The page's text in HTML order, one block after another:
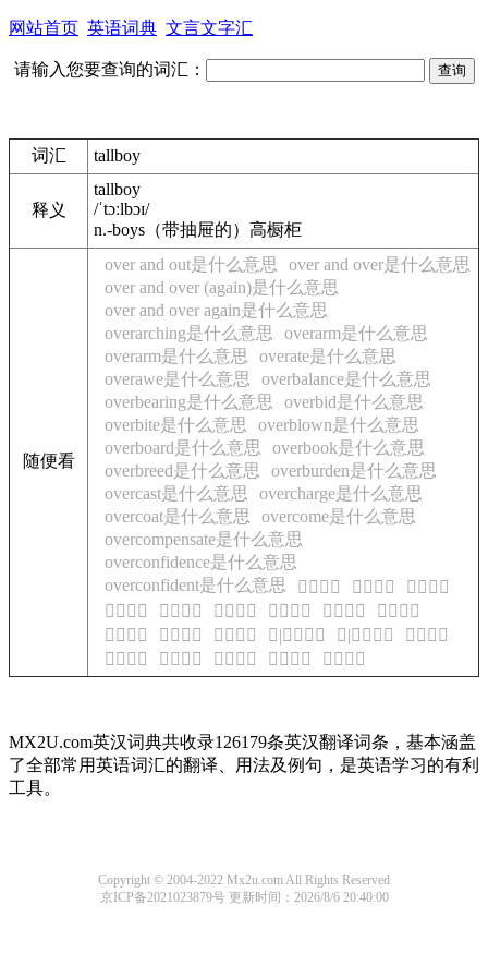
网站首页 英语词典 文言文字汇
请输入您要查询的词汇：
词汇 tallboy
释义
tallboy
/ˈtɔːlbɔɪ/
n.-boys （带抽屉的）高橱柜
随便看
over and out是什么意思
over and over是什么意思
over and over (again)是什么意思
over and over again是什么意思
overarching是什么意思
overarm是什么意思
overarm是什么意思
overate是什么意思
overawe是什么意思
overbalance是什么意思
overbearing是什么意思
overbid是什么意思
overbite是什么意思
overblown是什么意思
overboard是什么意思
overbook是什么意思
overbreed是什么意思
overburden是什么意思
overcast是什么意思
overcharge是什么意思
overcoat是什么意思
overcome是什么意思
overcompensate是什么意思
overconfidence是什么意思
overconfident是什么意思
𨢇的意思 𨢇的意思
𨢇的意思
𨢈的意思
𨢉的意思 𨢉的意思 𨢉的意思 𨢊的意思
𨢊的意思
𨢊的意思
𨢊的意思 𨢊的意思 𨢊|䤓的意思 𨢊|䤓的意思
𨢋的意思
𨢋的意思
𨢋的意思 𨢌的意思 𨢌的意思 𨢌的意思
MX2U.com英汉词典共收录126179条英汉翻译词条，基本涵盖
了全部常用英语词汇的翻译、用法及例句，是英语学习的有利
工具。
Copyright © 2004-2022 Mx2u.com All Rights Reserved
京ICP备2021023879号 更新时间：2026/8/6 20:40:00